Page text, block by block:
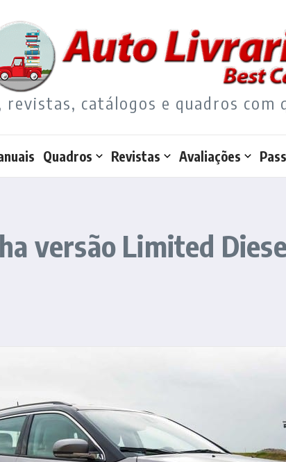
revistas, catálogos e quadros com
Quadros Revistas Avaliações
versão Limited